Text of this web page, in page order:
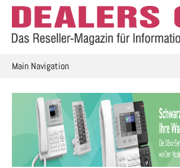
Skip
content
Main Navigation